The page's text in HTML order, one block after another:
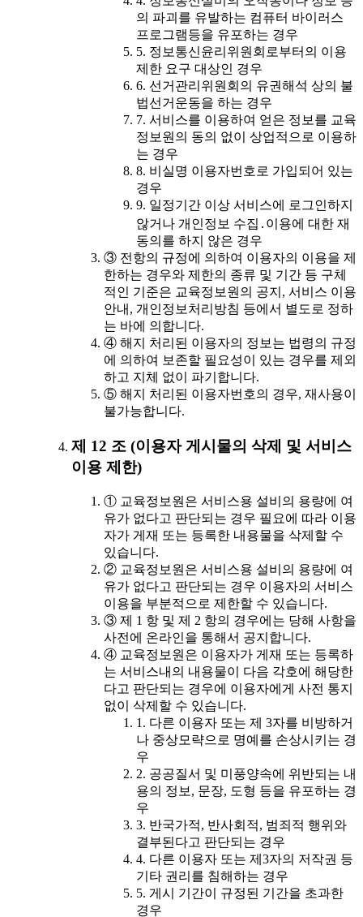
의 파괴를 유발하는 컴퓨터 바이러스
프로그램등을 유포하는 경우
5. 정보통신윤리위원회로부터의 이용
제한 요구 대상인 경우
6. 선거관리위원회의 유권해석 상의 불
법선거운동을 하는 경우
7. 서비스를 이용하여 얻은 정보를 교육
정보원의 동의 없이 상업적으로 이용하
는 경우
8. 비실명 이용자번호로 가입되어 있는
경우
9. 일정기간 이상 서비스에 로그인하지
않거나 개인정보 수집․이용에 대한 재
동의를 하지 않은 경우
③ 전항의 규정에 의하여 이용자의 이용을 제
한하는 경우와 제한의 종류 및 기간 등 구체
적인 기준은 교육정보원의 공지, 서비스 이용
안내, 개인정보처리방침 등에서 별도로 정하
는 바에 의합니다.
④ 해지 처리된 이용자의 정보는 법령의 규정
에 의하여 보존할 필요성이 있는 경우를 제외
하고 지체 없이 파기합니다.
⑤ 해지 처리된 이용자번호의 경우, 재사용이
불가능합니다.
제 12 조 (이용자 게시물의 삭제 및 서비스
이용 제한)
① 교육정보원은 서비스용 설비의 용량에 여
유가 없다고 판단되는 경우 필요에 따라 이용
자가 게재 또는 등록한 내용물을 삭제할 수
있습니다.
② 교육정보원은 서비스용 설비의 용량에 여
유가 없다고 판단되는 경우 이용자의 서비스
이용을 부분적으로 제한할 수 있습니다.
③ 제 1 항 및 제 2 항의 경우에는 당해 사항을
사전에 온라인을 통해서 공지합니다.
④ 교육정보원은 이용자가 게재 또는 등록하
는 서비스내의 내용물이 다음 각호에 해당한
다고 판단되는 경우에 이용자에게 사전 통지
없이 삭제할 수 있습니다.
1. 다른 이용자 또는 제 3자를 비방하거
나 중상모략으로 명예를 손상시키는 경
우
2. 공공질서 및 미풍양속에 위반되는 내
용의 정보, 문장, 도형 등을 유포하는 경
우
3. 반국가적, 반사회적, 범죄적 행위와
결부된다고 판단되는 경우
4. 다른 이용자 또는 제3자의 저작권 등
기타 권리를 침해하는 경우
5. 게시 기간이 규정된 기간을 초과한
경우